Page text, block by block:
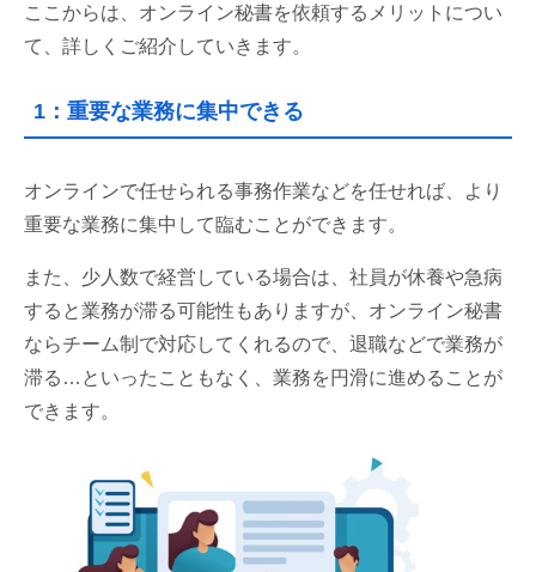
ここからは、オンライン秘書を依頼するメリットについ
て、詳しくご紹介していきます。
1：重要な業務に集中できる
オンラインで任せられる事務作業などを任せれば、より
重要な業務に集中して臨むことができます。
また、少人数で経営している場合は、社員が休養や急病
すると業務が滞る可能性もありますが、オンライン秘書
ならチーム制で対応してくれるので、退職などで業務が
滞る…といったこともなく、業務を円滑に進めることが
できます。